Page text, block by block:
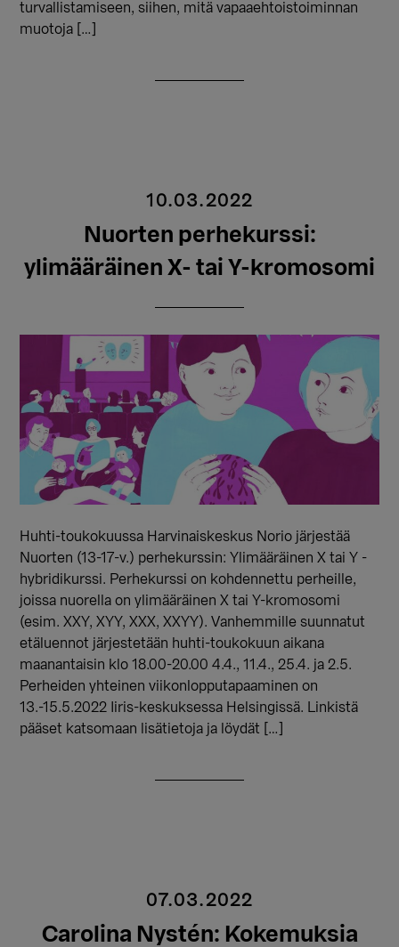
turvallistamiseen, siihen, mitä vapaaehtoistoiminnan
muotoja […]
10.03.2022
Nuorten perhekurssi:
ylimääräinen X- tai Y-kromosomi
Huhti-toukokuussa Harvinaiskeskus Norio järjestää
Nuorten (13-17-v.) perhekurssin: Ylimääräinen X tai Y -
hybridikurssi. Perhekurssi on kohdennettu perheille,
joissa nuorella on ylimääräinen X tai Y-kromosomi
(esim. XXY, XYY, XXX, XXYY). Vanhemmille suunnatut
etäluennot järjestetään huhti-toukokuun aikana
maanantaisin klo 18.00-20.00 4.4., 11.4., 25.4. ja 2.5.
Perheiden yhteinen viikonlopputapaaminen on
13.-15.5.2022 Iiris-keskuksessa Helsingissä. Linkistä
pääset katsomaan lisätietoja ja löydät […]
07.03.2022
Carolina Nystén: Kokemuksia